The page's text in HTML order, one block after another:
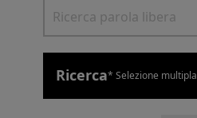
Ricerca* Selezione multipla